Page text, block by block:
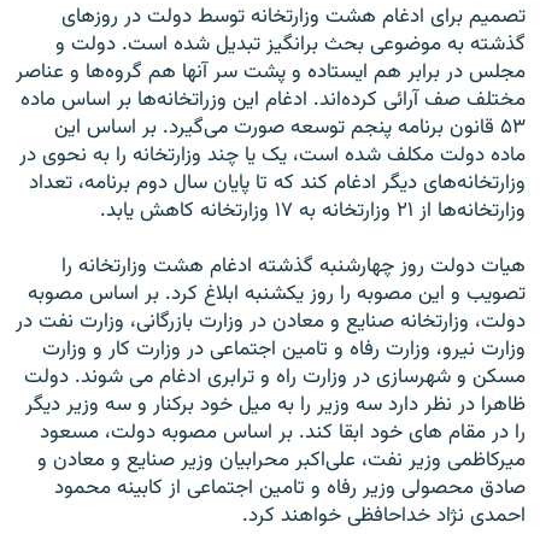
تصمیم برای ادغام هشت وزارتخانه توسط دولت در روزهای
گذشته به موضوعی بحث برانگیز تبدیل شده است. دولت و
مجلس در برابر هم ایستاده و پشت سر آنها هم گروه‌ها و عناصر
مختلف صف آرائى کرده‌اند. ادغام این وزراتخانه‌ها بر اساس ماده
۵۳ قانون برنامه پنجم توسعه صورت مى‌گیرد. بر اساس این
ماده دولت مکلف شده است، یک یا چند وزارتخانه را به نحوى در
وزارتخانه‌هاى دیگر ادغام کند که تا پایان سال دوم برنامه، تعداد
وزارتخانه‌ها از ۲۱ وزارتخانه به ۱۷ وزارتخانه کاهش یابد.
هیات دولت روز چهارشنبه گذشته ادغام هشت وزارتخانه را
تصویب و این مصوبه را روز یکشنبه ابلاغ کرد. بر اساس مصوبه
دولت، وزارتخانه صنايع و معادن در وزارت بازرگانی، وزارت نفت در
وزارت نيرو، وزارت رفاه و تامين اجتماعی در وزارت کار و وزارت
مسکن و شهرسازی در وزارت راه و ترابری ادغام می شوند. دولت
ظاهرا در نظر دارد سه وزیر را به میل خود برکنار و سه وزیر دیگر
را در مقام هاى خود ابقا کند. بر اساس مصوبه دولت، مسعود
میرکاظمى وزیر نفت، على‌اکبر محرابیان وزیر صنایع و معادن و
صادق محصولى وزیر رفاه و تامین اجتماعى از کابینه محمود
احمدى نژاد خداحافظى خواهند کرد.